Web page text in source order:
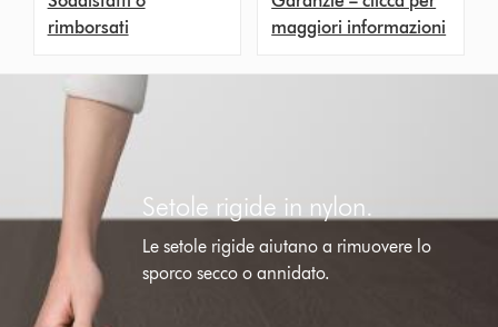
rimborsati
maggiori informazioni
Setole rigide in nylon.
Le setole rigide aiutano a rimuovere lo
sporco secco o annidato.